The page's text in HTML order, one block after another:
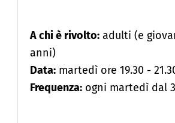
A chi è rivolto: adulti (e
anni)
Data: martedì ore 19.30 -
Frequenza: ogni martedì dal